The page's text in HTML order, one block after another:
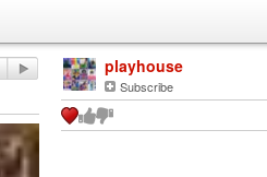
playhouse
Subscribe